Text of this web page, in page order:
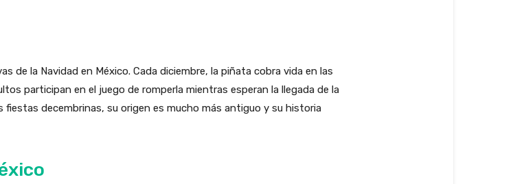
de la Navidad en México. Cada diciembre, la piñata cobra vida en las
participan en el juego de romperla mientras esperan la llegada de la
decembrinas, su origen es mucho más antiguo y su historia